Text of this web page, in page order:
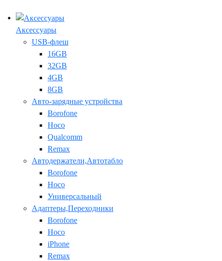
Аксессуары
USB-флеш
16GB
32GB
4GB
8GB
Авто-зарядные устройства
Borofone
Hoco
Qualcomm
Remax
Автодержатели,Автотабло
Borofone
Hoco
Универсальный
Адаптеры,Переходники
Borofone
Hoco
iPhone
Remax